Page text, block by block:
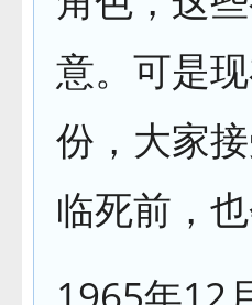
意。可是
份，大家
临死前，